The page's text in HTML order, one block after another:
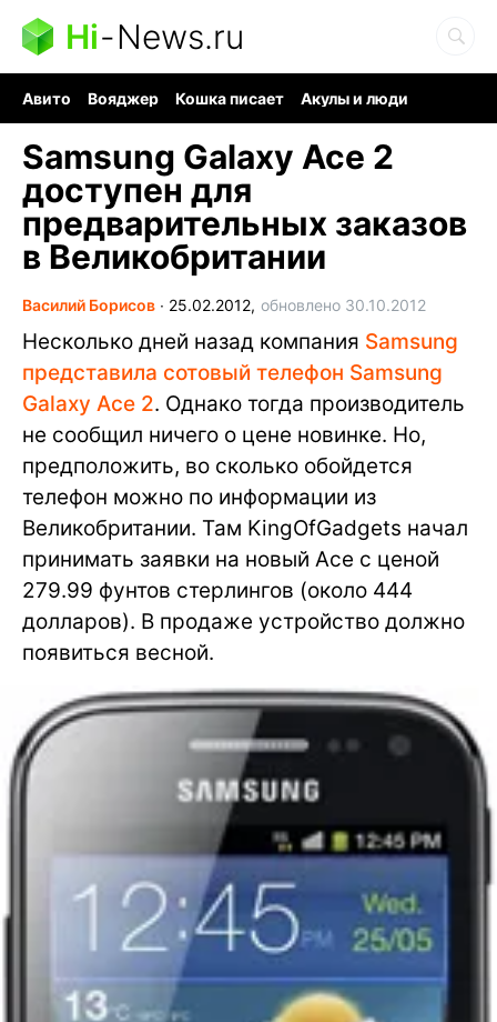
Hi-News.ru
Авито Вояджер Кошка писает
Акулы и люди
Samsung Galaxy Ace 2
доступен для
предварительных заказов
в Великобритании
Василий Борисов ∙ 25.02.2012, обновлено 30.10.2012
Несколько дней назад компания Samsung
представила сотовый телефон Samsung
Galaxy Ace 2. Однако тогда производитель
не сообщил ничего о цене новинке. Но,
предположить, во сколько обойдется
телефон можно по информации из
Великобритании. Там KingOfGadgets начал
принимать заявки на новый Ace с ценой
279.99 фунтов стерлингов (около 444
долларов). В продаже устройство должно
появиться весной.